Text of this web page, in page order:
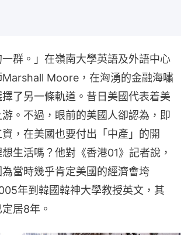
一群。」在嶺南大學英語及外語中心
Moore，在洶湧的金融海嘯
了另一條軌道。昔日美國代表着美
。不過，眼前的美國人卻認為，即
，在美國也要付出「中產」的開
生活嗎？他對《香港01》記者說，
為當時幾乎肯定美國的經濟會垮
年到韓國韓神大學教授英文，其
居8年。